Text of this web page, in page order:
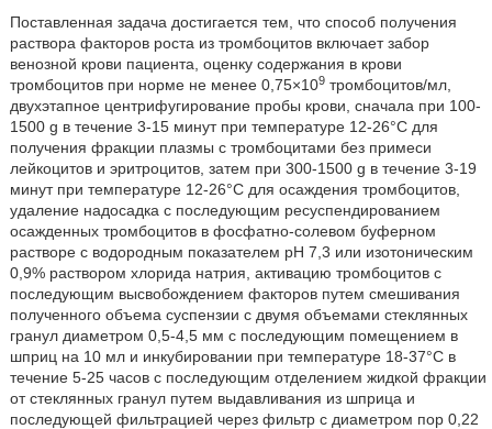
Поставленная задача достигается тем, что способ получения
раствора факторов роста из тромбоцитов включает забор
венозной крови пациента, оценку содержания в крови
тромбоцитов при норме не менее 0,75×109тромбоцитов/мл,
двухэтапное центрифугирование пробы крови, сначала при 100-
1500 g в течение 3-15 минут при температуре 12-26°С для
получения фракции плазмы с тромбоцитами без примеси
лейкоцитов и эритроцитов, затем при 300-1500 g в течение 3-19
минут при температуре 12-26°С для осаждения тромбоцитов,
удаление надосадка с последующим ресуспендированием
осажденных тромбоцитов в фосфатно-солевом буферном
растворе c водородным показателем pH 7,3 или изотоническим
0,9% раствором хлорида натрия, активацию тромбоцитов с
последующим высвобождением факторов путем смешивания
полученного объема суспензии с двумя объемами стеклянных
гранул диаметром 0,5-4,5 мм с последующим помещением в
шприц на 10 мл и инкубировании при температуре 18-37°C в
течение 5-25 часов с последующим отделением жидкой фракции
от стеклянных гранул путем выдавливания из шприца и
последующей фильтрацией через фильтр с диаметром пор 0,22